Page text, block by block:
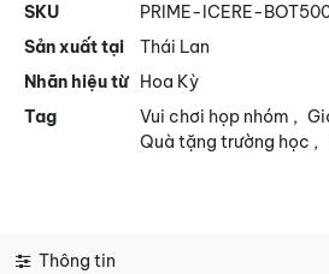
SKU
PRIME-ICERE-
Sản xuất tại
Thái Lan
Nhãn hiệu từ
Hoa Kỳ
Tag
Vui chơi họp nhóm ,
Quà tặng trường học ,
Thông tin